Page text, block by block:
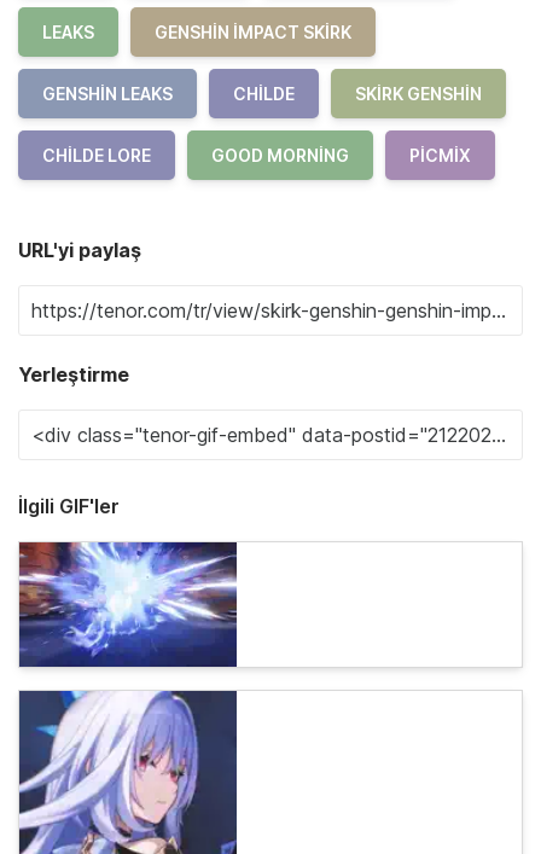
LEAKS GENSHIN IMPACT SKIRK
GENSHIN LEAKS CHILDE SKIRK GENSHIN
CHILDE LORE GOOD MORNING PICMIX
URL'yi paylaş
Yerleştirme
İlgili GIF'ler